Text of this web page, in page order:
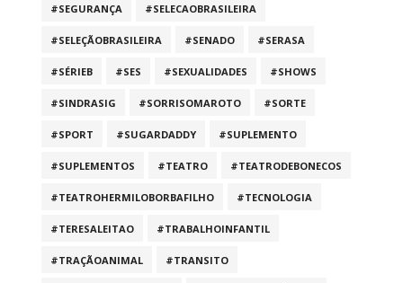
#SEGURANÇA #SELECAOBRASILEIRA
#SELEÇÃOBRASILEIRA #SENADO #SERASA
#SÉRIEB #SES #SEXUALIDADES #SHOWS
#SINDRASIG #SORRISOMAROTO #SORTE
#SPORT #SUGARDADDY #SUPLEMENTO
#SUPLEMENTOS #TEATRO #TEATRODEBONECOS
#TEATROHERMILOBORBAFILHO #TECNOLOGIA
#TERESALEITAO #TRABALHOINFANTIL
#TRAÇÃOANIMAL #TRANSITO